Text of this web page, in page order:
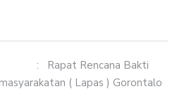
Rapat Rencana Bakti
( Lapas ) Gorontalo